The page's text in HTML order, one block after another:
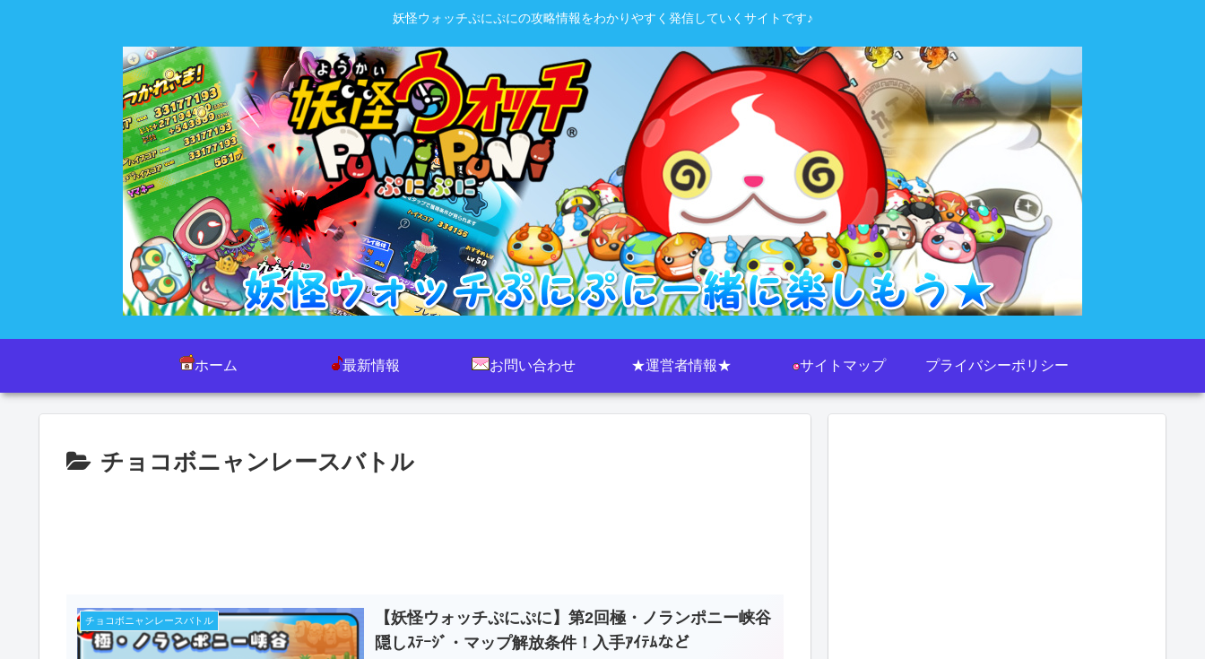
妖怪ウォッチぷにぷにの攻略情報をわかりやすく発信していくサイトです♪
ホーム 最新情報 お問い合わせ ★運営者情報★ サイトマップ プライバシーポリシー
チョコボニャンレースバトル
チョコボニャンレースバトル
【妖怪ウォッチぷにぷに】第2回極・ノランポニー峡谷
隠しｽﾃｰｼﾞ・マップ解放条件！入手ｱｲﾃﾑなど